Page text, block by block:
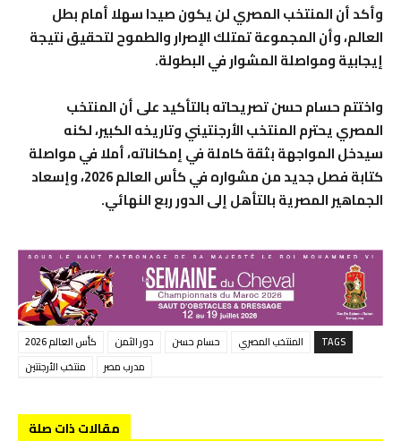
وأكد أن المنتخب المصري لن يكون صيدا سهلا أمام بطل
العالم، وأن المجموعة تمتلك الإصرار والطموح لتحقيق نتيجة
إيجابية ومواصلة المشوار في البطولة.
واختتم حسام حسن تصريحاته بالتأكيد على أن المنتخب
المصري يحترم المنتخب الأرجنتيني وتاريخه الكبير، لكنه
سيدخل المواجهة بثقة كاملة في إمكاناته، أملا في مواصلة
كتابة فصل جديد من مشواره في كأس العالم 2026، وإسعاد
الجماهير المصرية بالتأهل إلى الدور ربع النهائي.
TAGS المنتخب المصري حسام حسن دور الثمن
كأس العالم 2026
مدرب مصر
منتخب الأرجنتين
مقالات ذات صلة